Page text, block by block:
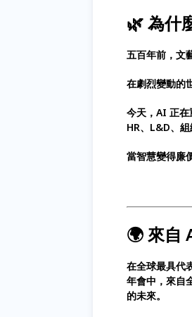
🌿 為什
五百年前，文
在劇烈變動的
今天，AI 正在
HR、L&D、
當智慧變得廉
🌍 來自
在全球最具
年會中，來自
的未來。